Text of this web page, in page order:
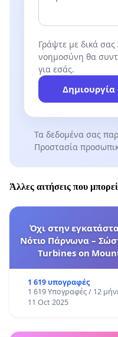
Γράψτε με δικά
νοημοσύνη θα
για εσάς.
Δημιουργία
Τα δεδομένα σας
Προστασία
Άλλες αιτήσεις που
Όχι στην
Νότιο Πάρνωνα –
Turbines on
1 619 υπογραφές
1 619 Υπογραφές / 12
11 Oct 2025